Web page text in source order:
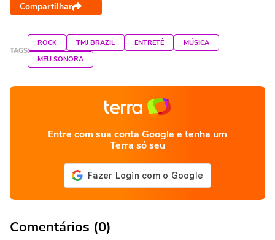
Compartilhar
TAGS
ROCK TMJ BRAZIL ENTRETÊ
MÚSICA
MEU SONORA
Entre com sua conta Google e tenha um
Terra só seu
Comentários (0)